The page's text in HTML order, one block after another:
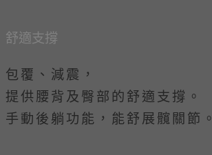
舒適支撐
包覆、減震，
提供腰背及臀部的舒適支撐。
手動後躺功能，能舒展髖關節。